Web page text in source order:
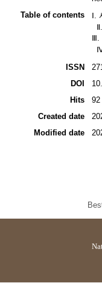
Table of contents
Ⅰ.
Ⅲ.
ISSN
DOI
Hits
92
Created date
Modified date